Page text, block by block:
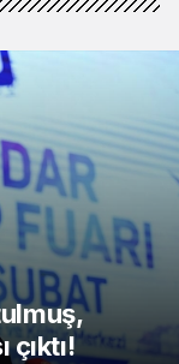
çıktı!